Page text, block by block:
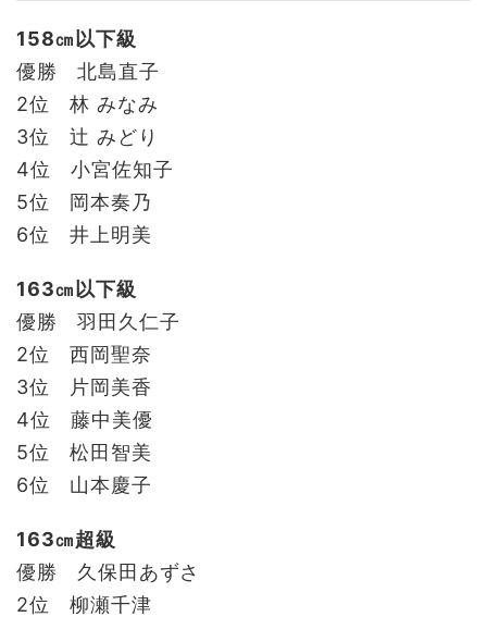
158㎝以下級
優勝 北島直子
2位 林 みなみ
3位 辻 みどり
4位 小宮佐知子
5位 岡本奏乃
6位 井上明美
163㎝以下級
優勝 羽田久仁子
2位 西岡聖奈
3位 片岡美香
4位 藤中美優
5位 松田智美
6位 山本慶子
163㎝超級
優勝 久保田あずさ
2位 柳瀬千津